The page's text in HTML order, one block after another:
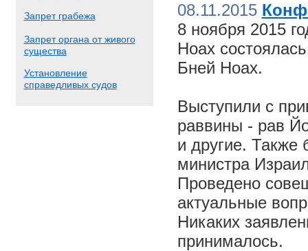
Запрет грабежа
Запрет органа от живого
существа
Установление
справедливых судов
08.11.2015
8 ноября 2015
Ноах
Бней Ноах.
Выступили с
раввины - рав
и другие. Также
министра
Проведено
актуальные
Никаких
принималось.